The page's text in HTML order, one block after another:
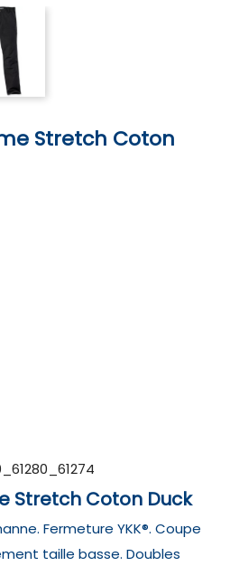
Stretch Coton
Stretch Coton Duck
Fermeture YKK®. Coupe
taille basse. Doubles